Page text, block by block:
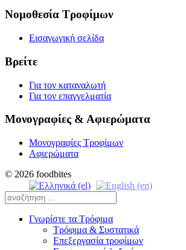
Νομοθεσία Τροφίμων
Εισαγωγική σελίδα
Βρείτε
Για τον καταναλωτή
Για τον επαγγελματία
Μονογραφίες & Αφιερώματα
Μονογραφίες Τροφίμων
Αφιερώματα
© 2026 foodbites
Γνωρίστε τα Τρόφιμα
Τρόφιμα & Συστατικά
Επεξεργασία τροφίμων